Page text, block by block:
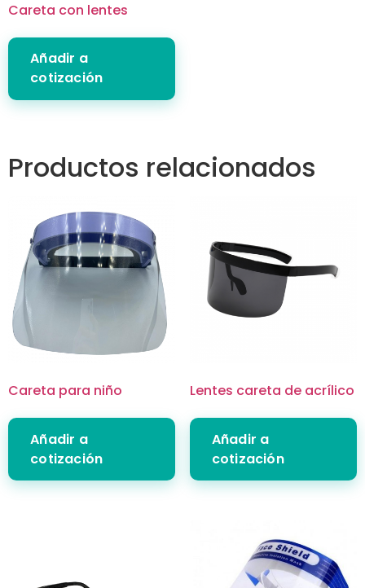
Careta con lentes
Añadir a
cotización
Productos relacionados
Careta para niño
Añadir a
cotización
Lentes careta de acrílico
Añadir a
cotización